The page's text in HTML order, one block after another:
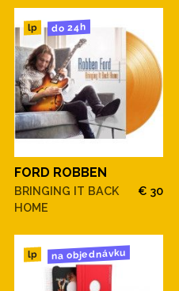
lp do 24h
FORD ROBBEN
BRINGING IT BACK
HOME
€ 30
lp na objednávku